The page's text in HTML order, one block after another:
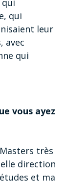
qui
qui
leur
avec
qui
vous ayez
très
direction
et ma